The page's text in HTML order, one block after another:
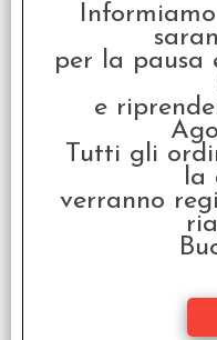
€ 21,99
per la pausa
e
Tutti gli
la
verranno